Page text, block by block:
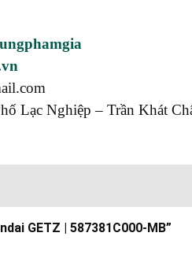
Lạc Nghiệp – Trần Khát
GETZ | 587381C000-MB”